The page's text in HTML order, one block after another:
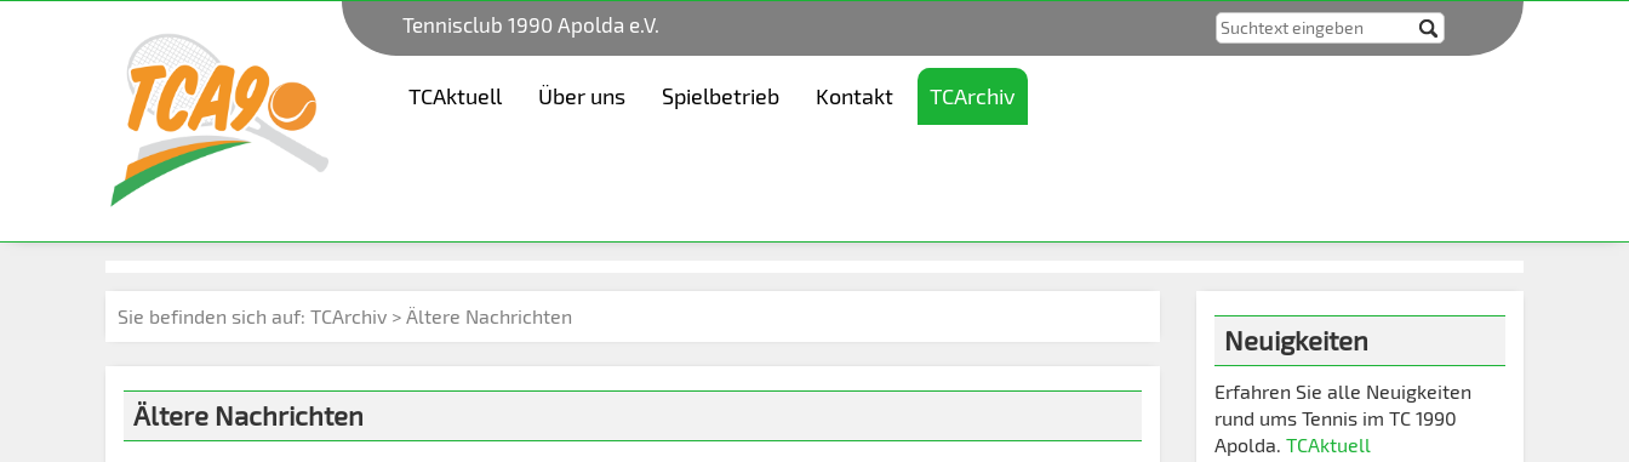
Tennisclub 1990 Apolda e.V.
TCAktuell Über uns Spielbetrieb Kontakt TCArchiv
Sie befinden sich auf: TCArchiv > Ältere Nachrichten
Ältere Nachrichten
Neuigkeiten
Erfahren Sie alle Neuigkeiten
rund ums Tennis im TC 1990
Apolda. TCAktuell